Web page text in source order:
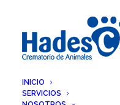
INICIO
SERVICIOS